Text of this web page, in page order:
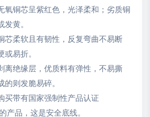
氧铜芯呈紫红色，光泽柔和；劣质铜
黄。
芯柔软且有韧性，反复弯曲不易断
易折。
离绝缘层，优质料有弹性，不易撕
则发脆易碎。
买带有国家强制性产品认证
产品，这是安全底线。